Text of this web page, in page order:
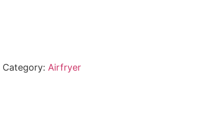
Category: Airfryer